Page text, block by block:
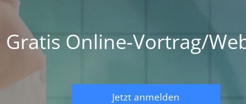
Gratis Online-Vortrag/
Jetzt anmelden